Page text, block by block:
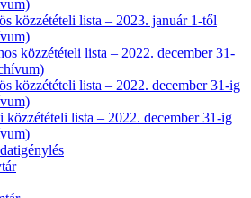
közzétételi lista – 2023. január 1-től
közzétételi lista – 2022. december 31-
közzétételi lista – 2022. december 31-ig
közzétételi lista – 2022. december 31-ig